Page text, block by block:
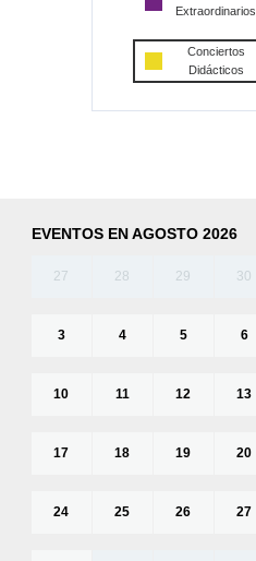
Extraordinarios
Conciertos
Didácticos
EVENTOS EN AGOSTO 2026
27 28 29 30
3 4 5 6
10 11 12 13
17 18 19 20
24 25 26 27